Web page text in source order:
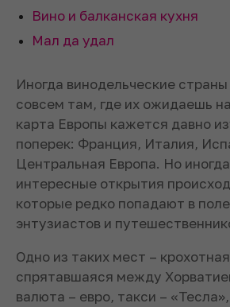
Вино и балканская кухня
Мал да удал
Иногда винодельческие
совсем там, где их ожидаешь
карта Европы кажется давно
поперек: Франция, Италия,
Центральная Европа. Но
интересные открытия
которые редко попадают в
энтузиастов и
Одно из таких мест –
спрятавшаяся между
валюта – евро, такси –